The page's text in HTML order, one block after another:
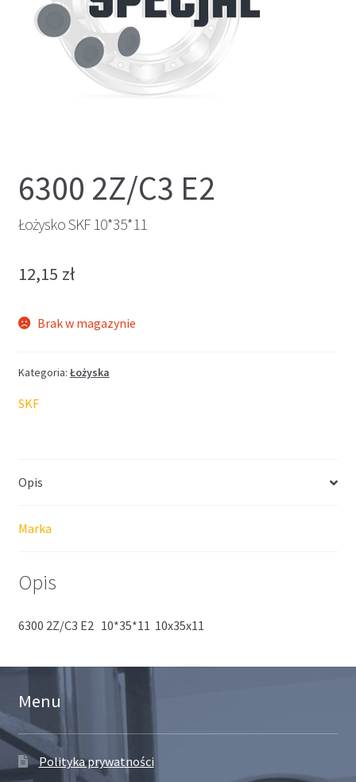
6300 2Z/C3 E2
Łożysko SKF 10*35*11
12,15 zł
Brak w magazynie
Kategoria: Łożyska
SKF
Opis
Marka
Opis
6300 2Z/C3 E2 10*35*11 10x35x11
Menu
Polityka prywatności